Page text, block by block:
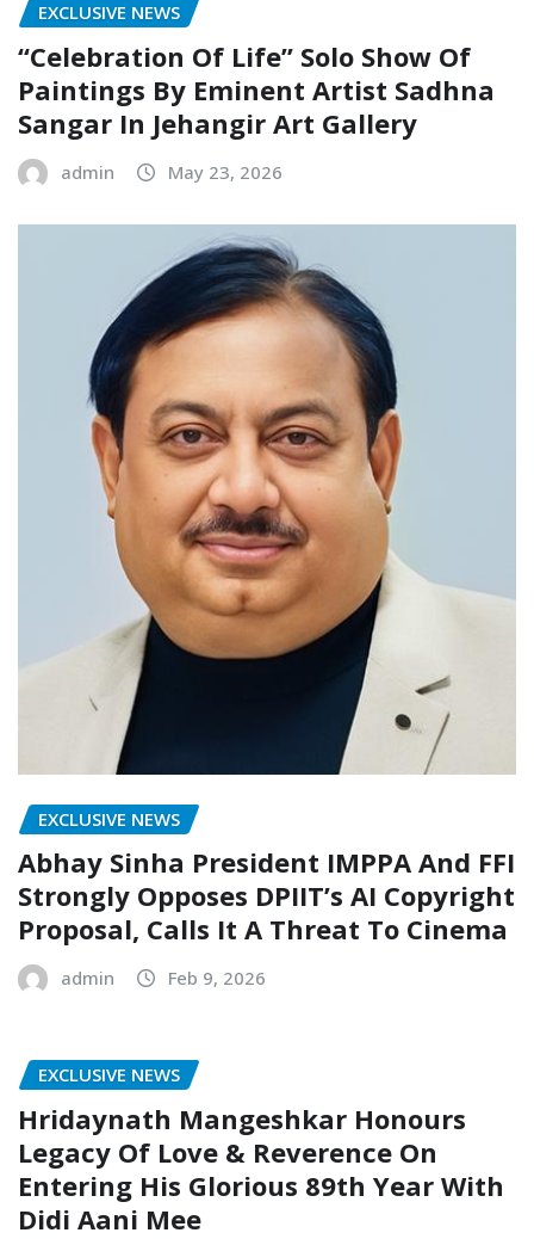
EXCLUSIVE NEWS
“Celebration Of Life” Solo Show Of
Paintings By Eminent Artist Sadhna
Sangar In Jehangir Art Gallery
admin May 23, 2026
EXCLUSIVE NEWS
Abhay Sinha President IMPPA And FFI
Strongly Opposes DPIIT’s AI Copyright
Proposal, Calls It A Threat To Cinema
admin Feb 9, 2026
EXCLUSIVE NEWS
Hridaynath Mangeshkar Honours
Legacy Of Love & Reverence On
Entering His Glorious 89th Year With
Didi Aani Mee